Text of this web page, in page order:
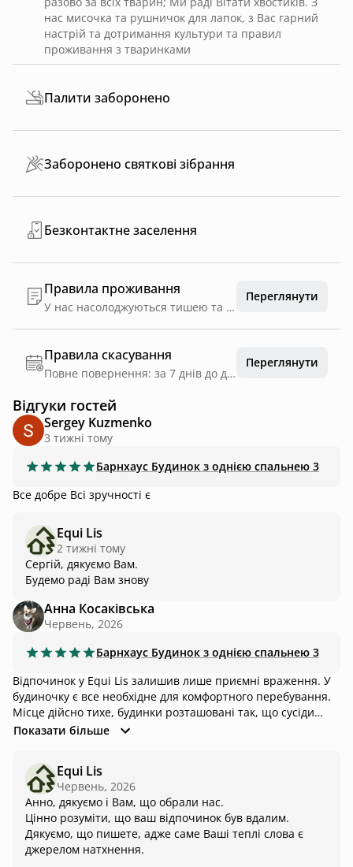
нас мисочка та рушничок для лапок, з Вас гарний
настрій та дотримання культури та правил
проживання з тваринками
Палити заборонено
Заборонено святкові зібрання
Безконтактне заселення
Правила проживання
У нас насолоджуються тишею та спокеєм. Цінують відпочинок інших. Тому без шумних вечірок та гучної музики
Переглянути
Правила скасування
Повне повернення: за 7 днів до дати заїзду
Переглянути
Відгуки гостей
Sergey Kuzmenko
3 тижні тому
Барнхаус Будинок з однією спальнею 3
Все добре Всі зручності є
Equi Lis
2 тижні тому
Сергій, дякуємо Вам.
Будемо раді Вам знову
Анна Косаківська
Червень, 2026
Барнхаус Будинок з однією спальнею 3
Відпочинок у Equi Lis залишив лише приємні враження. У
будиночку є все необхідне для комфортного перебування.
Місце дійсно тихе, будинки розташовані так, що сусіди
одне одного не бачать. Приємно пахне соснами, що
система отримання ключів. Обов'язково повернемося ще у
це затишне місце!
Показати більше
Equi Lis
Червень, 2026
Анно, дякуємо і Вам, що обрали нас.
Цінно розуміти, що ваш відпочинок був вдалим.
Дякуємо, що пишете, адже саме Ваші теплі слова є
джерелом натхнення.